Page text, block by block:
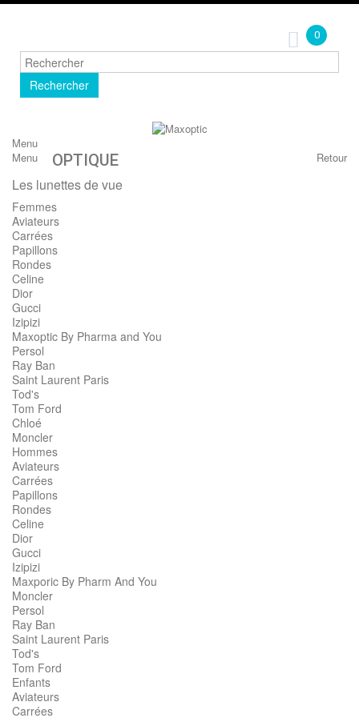
0
Rechercher
Menu
Menu
Retour
OPTIQUE
Les lunettes de vue
Femmes
Aviateurs
Carrées
Papillons
Rondes
Celine
Dior
Gucci
Izipizi
Maxoptic By Pharma and You
Persol
Ray Ban
Saint Laurent Paris
Tod's
Tom Ford
Chloé
Moncler
Hommes
Aviateurs
Carrées
Papillons
Rondes
Celine
Dior
Gucci
Izipizi
Maxporic By Pharm And You
Moncler
Persol
Ray Ban
Saint Laurent Paris
Tod's
Tom Ford
Enfants
Aviateurs
Carrées